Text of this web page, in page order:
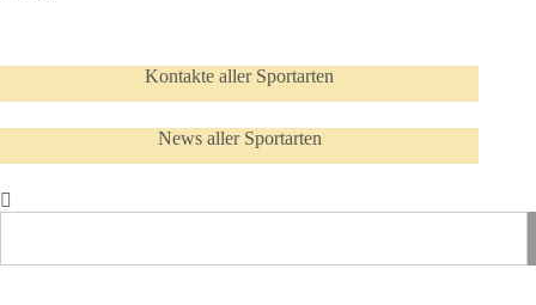
Kontakte aller Sportarten
News aller Sportarten